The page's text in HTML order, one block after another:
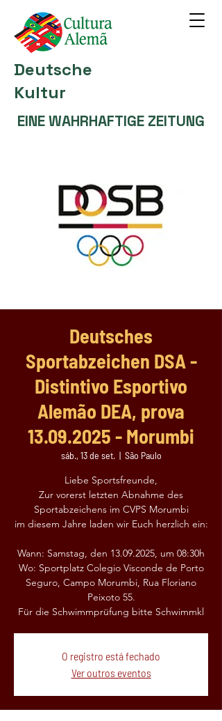
Deutsche
Kultur
EINE WAHRHAFTIGE ZEITUNG
Deutsches
Sportabzeichen DSA -
Distintivo Esportivo
Alemão DEA, prova
13.09.2025 - Morumbi
sáb., 13 de set.
  |
São Paulo
Liebe Sportsfreunde,
Zur vorerst letzten Abnahme des
Sportabzeichens im CVPS Morumbi
im diesem Jahre laden wir Euch herzlich ein:
Wann: Samstag, den 13.09.2025, um 08:30h
Wo: Sportplatz Colegio Visconde de Porto
Seguro, Campo Morumbi, Rua Floriano
Peixoto 55.
Für die Schwimmprüfung bitte Schwimmkl
O registro está fechado
Ver outros eventos